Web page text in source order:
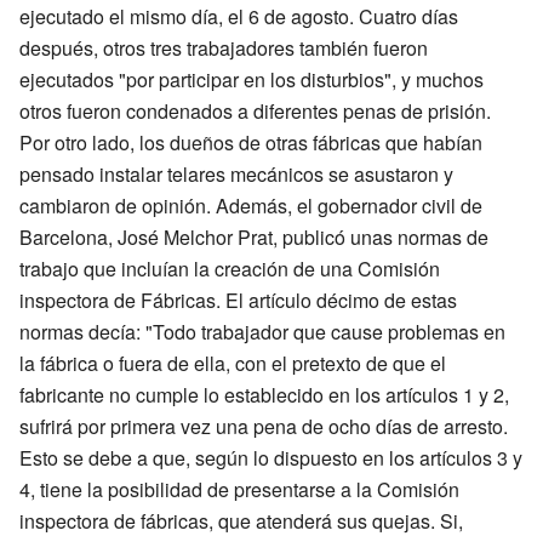
ejecutado el mismo día, el 6 de agosto. Cuatro días
después, otros tres trabajadores también fueron
ejecutados "por participar en los disturbios", y muchos
otros fueron condenados a diferentes penas de prisión.
Por otro lado, los dueños de otras fábricas que habían
pensado instalar telares mecánicos se asustaron y
cambiaron de opinión. Además, el gobernador civil de
Barcelona, José Melchor Prat, publicó unas normas de
trabajo que incluían la creación de una Comisión
inspectora de Fábricas. El artículo décimo de estas
normas decía: "Todo trabajador que cause problemas en
la fábrica o fuera de ella, con el pretexto de que el
fabricante no cumple lo establecido en los artículos 1 y 2,
sufrirá por primera vez una pena de ocho días de arresto.
Esto se debe a que, según lo dispuesto en los artículos 3 y
4, tiene la posibilidad de presentarse a la Comisión
inspectora de fábricas, que atenderá sus quejas. Si,